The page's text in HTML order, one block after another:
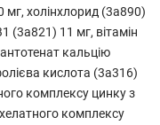
мг, холінхлорид (3a890)
(3a821) 11 мг, вітамін
кальцію
кислота (3a316)
комплексу цинку з
комплексу